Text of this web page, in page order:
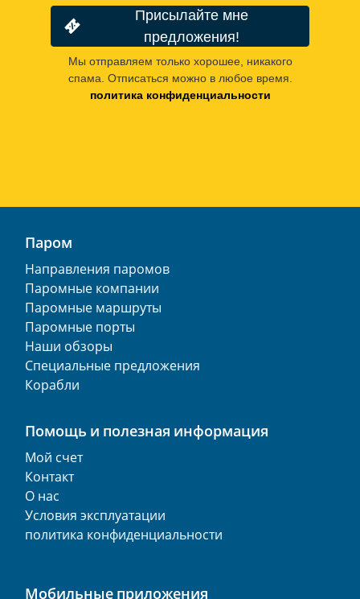
Присылайте мне
предложения!
Мы отправляем только хорошее, никакого
спама. Отписаться можно в любое время.
политика конфиденциальности
Паром
Направления паромов
Паромные компании
Паромные маршруты
Паромные порты
Наши обзоры
Специальные предложения
Корабли
Помощь и полезная информация
Мой счет
Контакт
О нас
Условия эксплуатации
политика конфиденциальности
Мобильные приложения